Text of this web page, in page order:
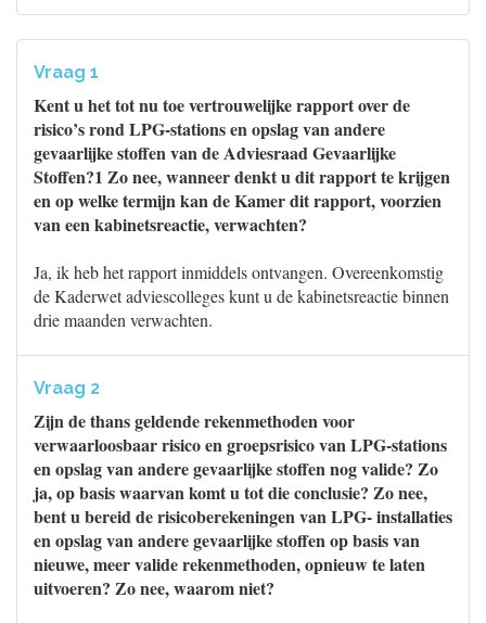
Vraag 1
Kent u het tot nu toe vertrouwelijke rapport over de
risico’s rond LPG-stations en opslag van andere
gevaarlijke stoffen van de Adviesraad Gevaarlijke
Stoffen?1 Zo nee, wanneer denkt u dit rapport te krijgen
en op welke termijn kan de Kamer dit rapport, voorzien
van een kabinetsreactie, verwachten?
Ja, ik heb het rapport inmiddels ontvangen. Overeenkomstig
de Kaderwet adviescolleges kunt u de kabinetsreactie binnen
drie maanden verwachten.
Vraag 2
Zijn de thans geldende rekenmethoden voor
verwaarloosbaar risico en groepsrisico van LPG-stations
en opslag van andere gevaarlijke stoffen nog valide? Zo
ja, op basis waarvan komt u tot die conclusie? Zo nee,
bent u bereid de risicoberekeningen van LPG- installaties
en opslag van andere gevaarlijke stoffen op basis van
nieuwe, meer valide rekenmethoden, opnieuw te laten
uitvoeren? Zo nee, waarom niet?